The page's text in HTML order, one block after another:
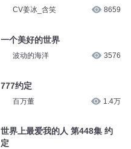
CV姜冰_含笑 8659
一个美好的世界
波动的海洋 3576
777约定
百万董 1.4万
世界上最爱我的人 第448集 约
定